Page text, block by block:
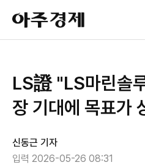
아
주
경
LS證 "LS마린솔
장 기대에 목표가
신동근 기자
입력 2026-05-26 08:31